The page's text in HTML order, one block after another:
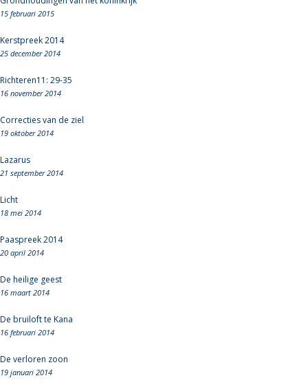
15 februari 2015
Kerstpreek 2014
25 december 2014
Richteren11: 29-35
16 november 2014
Correcties van de ziel
19 oktober 2014
Lazarus
21 september 2014
Licht
18 mei 2014
Paaspreek 2014
20 april 2014
De heilige geest
16 maart 2014
De bruiloft te Kana
16 februari 2014
De verloren zoon
19 januari 2014